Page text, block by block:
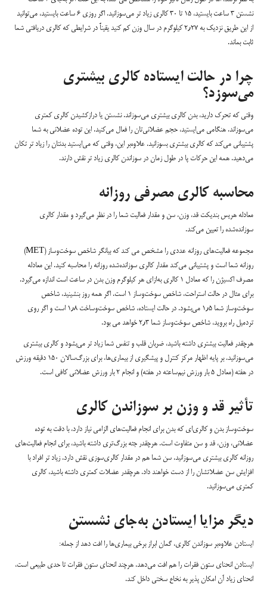
نشستن ۳ ساعت بایستید، ۱۵ تا ۳۰ کالری زیاد تر می‌سوزانید. اگر روزی ۶ ساعت بایستید، می‌توانید
از این طریق نزدیک به ۲٫۲۷ کیلوگرم در سال وزن کم کنید یقیناً در شرایطی که کالری دریافتی شما
ثابت بماند.
چرا در حالت ایستاده کالری بیشتری
می‌سوزد؟
وقتی که تحرک دارید، بدن کالری بیشتری می‌سوزاند. نشستن یا درازکشیدن کالری کمتری
می‌سوزاند. هنگامی می‌ایستید، حجم عضلانی‌تان را فعال می‌کنید. این توده عضلانی به شما
پشتیبانی می‌کند که کالری بیشتری بسوزانید. علاوه‌بر این، وقتی که می‌ایستید بدنتان را زیاد تر تکان
می‌دهید. همه این حرکات پا در طول زمان در سوزاندن کالری زیاد تر نقش دارند.
محاسبه کالری مصرفی روزانه
معادله هریس بندیکت قد، وزن، سن و مقدار فعالیت شما را در نظر می‌گیرد و مقدار کالری
سوزانده‌شده را تعیین می‌کند.
مجموعه فعالیت‌های روزانه عددی را مشخص می کند که بیانگر شاخص سوخت‌و‌ساز (MET)
روزانه شما است و پشتیبانی می‌کند مقدار کالری سوزانده‌شده روزانه را محاسبه کنید. این معادله
مصرف اکسیژن را که معادل ۱ کالری به‌ازای هر کیلوگرم وزن بدن در ساعت است اندازه می‌گیرد.
برای مثال در حالت استراحت، شاخص سوخت‌وساز ۱ است. اگر همه روز بنشینید، شاخص
سوخت‌وساز شما ۱٫۵ می‌بشود. در حالت ایستاده، شاخص سوخت‌وساخت ۱٫۸ است و اگر روی
تردمیل راه بروید، شاخص سوخت‌وساز شما ۲٫۳ خواهد می بود.
هرچقدر فعالیت بیشتری داشته باشید، ضربان قلب و تنفس شما زیاد تر می‌بشود و کالری بیشتری
می‌سوزانید. بر پایه اظهار مرکز کنترل و پیشگیری از بیماری‌ها، برای بزرگ‌سالان ۱۵۰ دقیقه ورزش
در هفته (معادل ۵ بار ورزش نیم‌ساعته در هفته) و انجام ۲ بار ورزش عضلانی کافی است.
تأثیر قد و وزن بر سوزاندن کالری
سوخت‌وساز بدن و کالری‌ای که بدن برای انجام فعالیت‌های الزامی نیاز دارد، با دقت به توده
عضلانی، وزن، قد و سن متفاوت است. هرچقدر جثه بزرگ‌تری داشته باشید، برای انجام فعالیت‌های
روزانه کالری بیشتری می‌سوزانید. سن شما هم در مقدار کالری‌سوزی نقش دارد. زیاد تر افراد با
افزایش سن عضلاتشان را از دست خواهند داد. هرچقدر عضلات کمتری داشته باشید، کالری
کمتری می‌سوزانید.
دیگر مزایا ایستادن به‌جای نشستن
ایستادن علاوه‌بر سوزاندن کالری، گمان ابراز برخی بیماری‌ها را افت دهد از جمله:
ایستادن انحنای ستون فقرات را هم افت می‌دهد. هرچند انحنای ستون فقرات تا حدی طبیعی است،
انحنای زیاد آن امکان پذیر به نخاع سختی داخل کند.